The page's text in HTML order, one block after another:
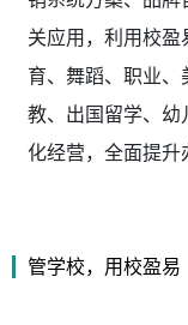
关应用，利用校盈
育、舞蹈、职业
教、出国留学、
化经营，全面提升
管学校，用校盈易